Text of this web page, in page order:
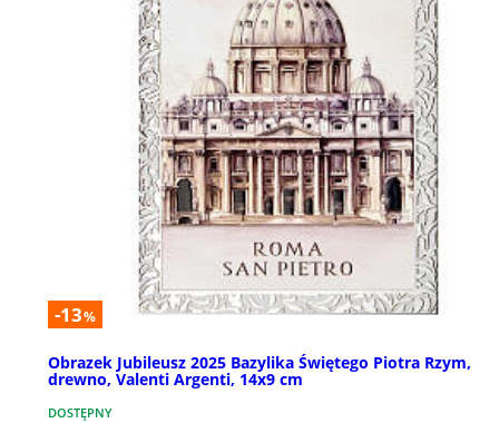
-13%
Obrazek Jubileusz 2025 Bazylika Świętego Piotra Rzym,
drewno, Valenti Argenti, 14x9 cm
DOSTĘPNY